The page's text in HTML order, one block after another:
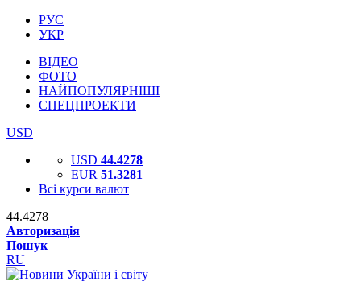
РУС
УКР
ВІДЕО
ФОТО
НАЙПОПУЛЯРНІШІ
СПЕЦПРОЕКТИ
USD
USD 44.4278
EUR 51.3281
Всі курси валют
44.4278
Авторизація
Пошук
RU